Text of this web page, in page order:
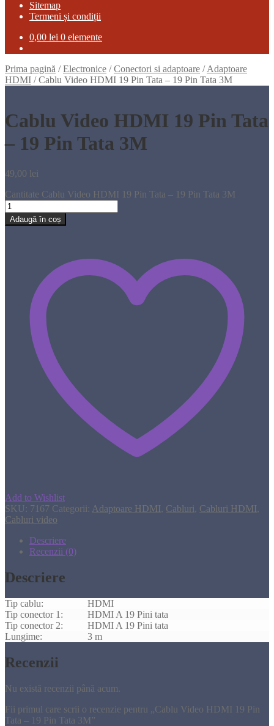
Sitemap
Termeni și condiții
0,00 lei 0 elemente
Prima pagină /Electronice /Conectori si adaptoare /Adaptoare
HDMI /Cablu Video HDMI 19 Pin Tata – 19 Pin Tata 3M
Cablu Video HDMI 19 Pin Tata
– 19 Pin Tata 3M
49,00 lei
Cantitate Cablu Video HDMI 19 Pin Tata – 19 Pin Tata 3M
Adaugă în coș
Add to Wishlist
SKU: 7167 Categorii: Adaptoare HDMI, Cabluri, Cabluri HDMI,
Cabluri video
Descriere
Recenzii (0)
Descriere
Tip cablu:
HDMI
Tip conector 1:
HDMI A 19 Pini tata
Tip conector 2:
HDMI A 19 Pini tata
Lungime:
3 m
Recenzii
Nu există recenzii până acum.
Fii primul care scrii o recenzie pentru „Cablu Video HDMI 19 Pin
Tata – 19 Pin Tata 3M”